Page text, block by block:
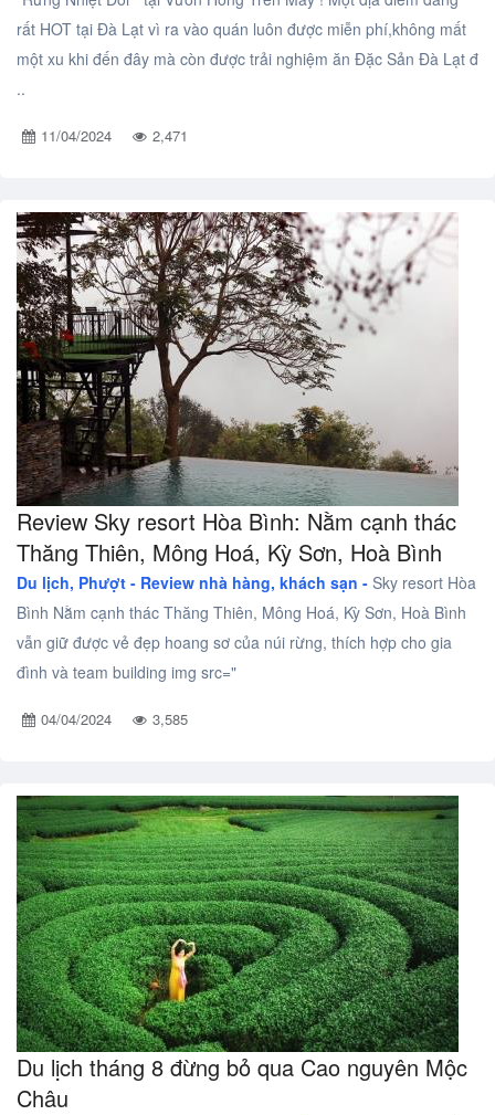
rất HOT tại Đà Lạt vì ra vào quán luôn được miễn phí,không mất
một xu khi đến đây mà còn được trải nghiệm ăn Đặc Sản Đà Lạt đ
..
11/04/2024 2,471
Review Sky resort Hòa Bình: Nằm cạnh thác
Thăng Thiên, Mông Hoá, Kỳ Sơn, Hoà Bình
Du lịch, Phượt - Review nhà hàng, khách sạn - Sky resort Hòa
Bình Nằm cạnh thác Thăng Thiên, Mông Hoá, Kỳ Sơn, Hoà Bình
vẫn giữ được vẻ đẹp hoang sơ của núi rừng, thích hợp cho gia
đình và team building img src="
04/04/2024 3,585
Du lịch tháng 8 đừng bỏ qua Cao nguyên Mộc
Châu